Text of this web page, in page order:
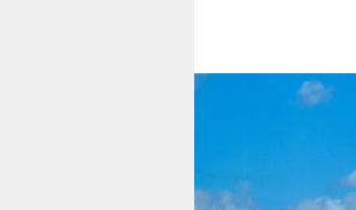
wahrheit